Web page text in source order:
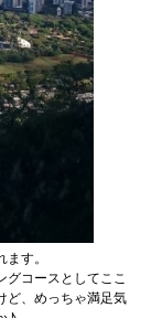
す。
グコースとしてここ
ど、めっちゃ満足気